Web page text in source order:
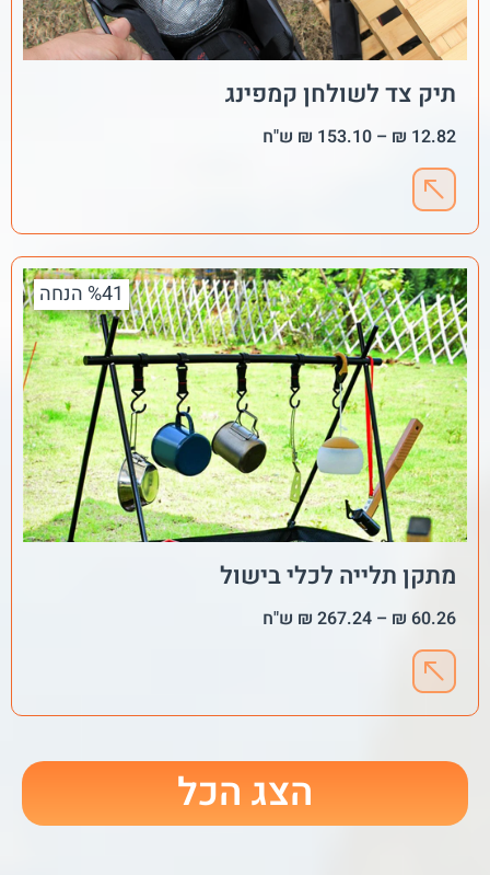
תיק צד לשולחן קמפינג
12.82
₪
–
153.10
₪ ש"ח
%41 הנחה
מתקן תלייה לכלי בישול
60.26
₪
–
267.24
₪ ש"ח
הצג הכל